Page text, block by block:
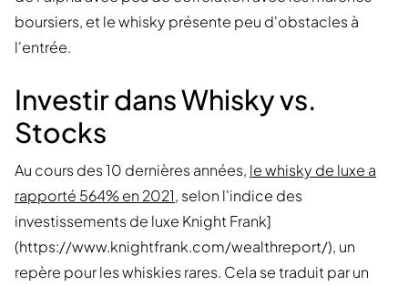
boursiers, et le whisky présente peu d'obstacles à
l'entrée.
Investir dans Whisky vs.
Stocks
Au cours des 10 dernières années, le whisky de luxe a
rapporté 564% en 2021, selon l'indice des
investissements de luxe Knight Frank]
(https://www.knightfrank.com/wealthreport/), un
repère pour les whiskies rares. Cela se traduit par un